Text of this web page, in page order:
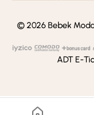
© 2026 Bebek
ADT E-